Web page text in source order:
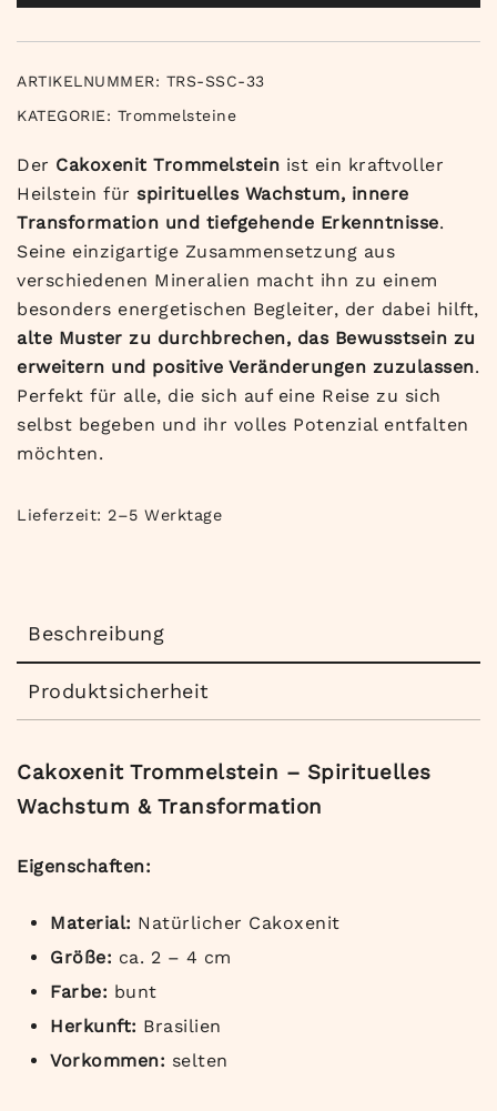
ARTIKELNUMMER: TRS-SSC-33
KATEGORIE: Trommelsteine
Der Cakoxenit Trommelstein ist ein kraftvoller
Heilstein für spirituelles Wachstum, innere
Transformation und tiefgehende Erkenntnisse.
Seine einzigartige Zusammensetzung aus
verschiedenen Mineralien macht ihn zu einem
besonders energetischen Begleiter, der dabei hilft,
alte Muster zu durchbrechen, das Bewusstsein zu
erweitern und positive Veränderungen zuzulassen.
Perfekt für alle, die sich auf eine Reise zu sich
selbst begeben und ihr volles Potenzial entfalten
möchten.
Lieferzeit: 2–5 Werktage
Beschreibung
Produktsicherheit
Cakoxenit Trommelstein – Spirituelles
Wachstum & Transformation
Eigenschaften:
Material: Natürlicher Cakoxenit
Größe: ca. 2 – 4 cm
Farbe: bunt
Herkunft: Brasilien
Vorkommen: selten